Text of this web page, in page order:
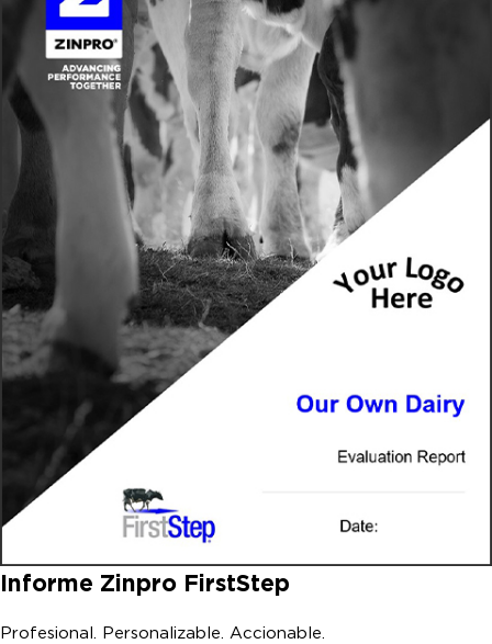
Informe Zinpro FirstStep
Profesional. Personalizable. Accionable.